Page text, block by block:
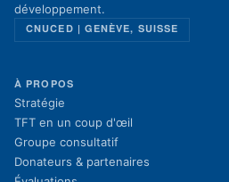
développement.
CNUCED | GENÈVE, SUISSE
À PROPOS
Stratégie
TFT en un coup d'œil
Groupe consultatif
Donateurs & partenaires